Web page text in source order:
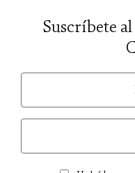
Suscríbete